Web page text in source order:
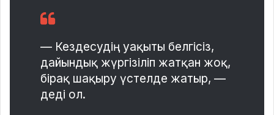
— Кездесудің уақыты белгісіз,
дайындық жүргізіліп жатқан жоқ,
бірақ шақыру үстелде жатыр, —
деді ол.